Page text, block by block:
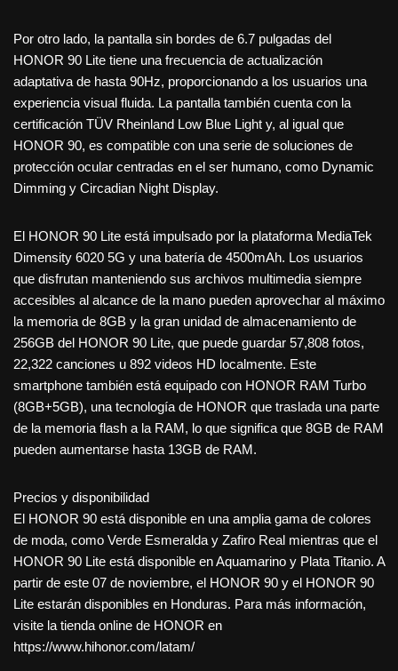
Por otro lado, la pantalla sin bordes de 6.7 pulgadas del
HONOR 90 Lite tiene una frecuencia de actualización
adaptativa de hasta 90Hz, proporcionando a los usuarios una
experiencia visual fluida. La pantalla también cuenta con la
certificación TÜV Rheinland Low Blue Light y, al igual que
HONOR 90, es compatible con una serie de soluciones de
protección ocular centradas en el ser humano, como Dynamic
Dimming y Circadian Night Display.
El HONOR 90 Lite está impulsado por la plataforma MediaTek
Dimensity 6020 5G y una batería de 4500mAh. Los usuarios
que disfrutan manteniendo sus archivos multimedia siempre
accesibles al alcance de la mano pueden aprovechar al máximo
la memoria de 8GB y la gran unidad de almacenamiento de
256GB del HONOR 90 Lite, que puede guardar 57,808 fotos,
22,322 canciones u 892 videos HD localmente. Este
smartphone también está equipado con HONOR RAM Turbo
(8GB+5GB), una tecnología de HONOR que traslada una parte
de la memoria flash a la RAM, lo que significa que 8GB de RAM
pueden aumentarse hasta 13GB de RAM.
Precios y disponibilidad
El HONOR 90 está disponible en una amplia gama de colores
de moda, como Verde Esmeralda y Zafiro Real mientras que el
HONOR 90 Lite está disponible en Aquamarino y Plata Titanio. A
partir de este 07 de noviembre, el HONOR 90 y el HONOR 90
Lite estarán disponibles en Honduras. Para más información,
visite la tienda online de HONOR en
https://www.hihonor.com/latam/